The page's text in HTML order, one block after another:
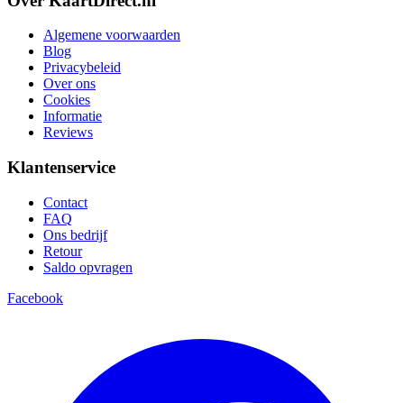
Algemene voorwaarden
Blog
Privacybeleid
Over ons
Cookies
Informatie
Reviews
Klantenservice
Contact
FAQ
Ons bedrijf
Retour
Saldo opvragen
Facebook